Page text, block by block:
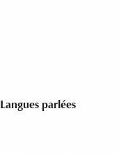
Langues parlées
Langues parlées